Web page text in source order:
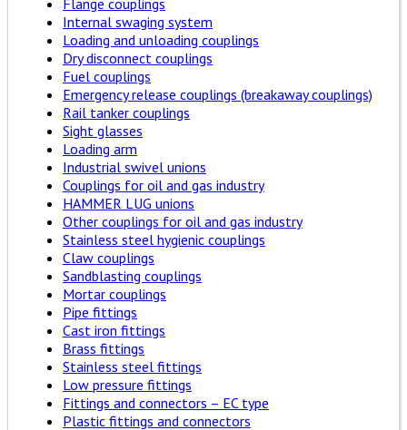
Internal swaging system
Loading and unloading couplings
Dry disconnect couplings
Fuel couplings
Emergency release couplings (breakaway couplings)
Rail tanker couplings
Sight glasses
Loading arm
Industrial swivel unions
Couplings for oil and gas industry
HAMMER LUG unions
Other couplings for oil and gas industry
Stainless steel hygienic couplings
Claw couplings
Sandblasting couplings
Mortar couplings
Pipe fittings
Cast iron fittings
Brass fittings
Stainless steel fittings
Low pressure fittings
Fittings and connectors – EC type
Plastic fittings and connectors